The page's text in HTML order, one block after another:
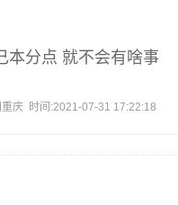
本分点 就不会有啥事
重庆 时间:2021-07-31 17:22:18